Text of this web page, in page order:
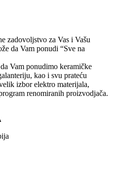
zadovoljstvo za Vas i Vašu
da Vam ponudi “Sve na
Vam ponudimo keramičke
kao i svu prateću
izbor elektro materijala,
renomiranih proizvodjača.